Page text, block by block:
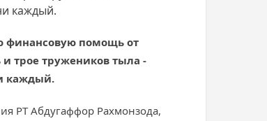
каждый.
финансовую помощь от
трое тружеников тыла -
каждый.
РТ Абдугаффор Рахмонзода,